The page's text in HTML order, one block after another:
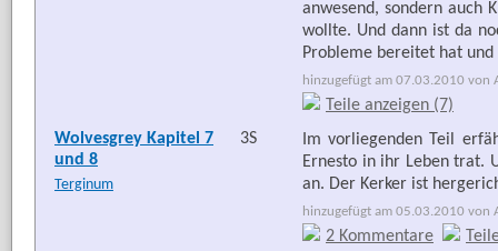
anwesend, sondern auch
wollte. Und dann ist da
Probleme bereitet hat und
hinzugefügt am 07.03.2010 von
Teile anzeigen (7)
Wolvesgrey Kapitel 7
und 8
Terginum
3S
Im vorliegenden Teil
Ernesto in ihr Leben trat.
an. Der Kerker ist
hinzugefügt am 05.03.2010 von
2 Kommentare